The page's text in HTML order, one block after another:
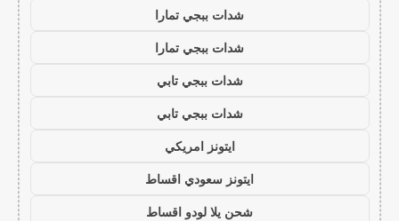
شدات ببجي تمارا
شدات ببجي تمارا
شدات ببجي تابي
شدات ببجي تابي
ايتونز امريكي
ايتونز سعودي اقساط
شحن يلا لودو اقساط